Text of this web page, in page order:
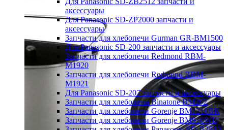
аксессуары
Для Panasonic SD-ZP2000 запчасти и
аксессуары
Запчасти для хлебопечи Gurman GR-BM1500
Для Panasonic SD-200 запчасти и аксессуары
Запчасти для хлебопечи Redmond RBM-
M1920
Запчасти для хлебопечи Redmond RBM-
M1921
Для Panasonic SD-207 запчасти и аксессуары
Запчасти для хлебопечи Binatone BM202
Запчасти для хлебопечи Gorenje BM1210BK
Запчасти для хлебопечи Gorenje BM910WII